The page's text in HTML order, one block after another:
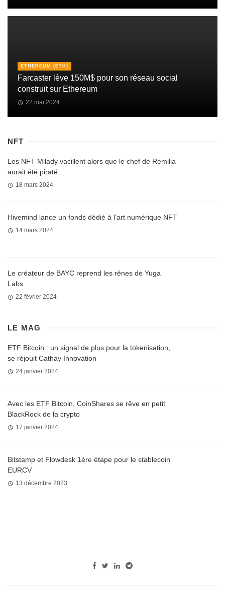
ETHEREUM (ETH)
Farcaster lève 150M$ pour son réseau social
construit sur Ethereum
22 mai 2024
NFT
Les NFT Milady vacillent alors que le chef de Remilia
aurait été piraté
18 mars 2024
Hivemind lance un fonds dédié à l’art numérique NFT
14 mars 2024
Le créateur de BAYC reprend les rênes de Yuga
Labs
22 février 2024
LE MAG
ETF Bitcoin : un signal de plus pour la tokenisation,
se réjouit Cathay Innovation
24 janvier 2024
Avec les ETF Bitcoin, CoinShares se rêve en petit
BlackRock de la crypto
17 janvier 2024
Bitstamp et Flowdesk 1ère étape pour le stablecoin
EURCV
13 décembre 2023